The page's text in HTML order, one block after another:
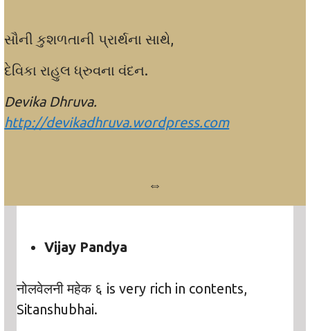
સૌની કુશળતાની પ્રાર્થના સાથે,
દેવિકા રાહુલ ધ્રુવના વંદન.
Devika Dhruva.
http://devikadhruva.wordpress.com
⇔
Vijay Pandya
नोलवेलनी महेक ६ is very rich in contents,
Sitanshubhai.